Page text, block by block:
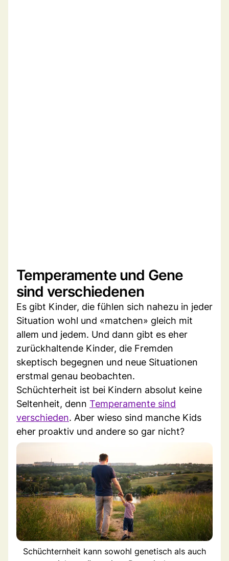
Temperamente und Gene
sind verschiedenen
Es gibt Kinder, die fühlen sich nahezu in jeder
Situation wohl und «matchen» gleich mit
allem und jedem. Und dann gibt es eher
zurückhaltende Kinder, die Fremden
skeptisch begegnen und neue Situationen
erstmal genau beobachten.
Schüchterheit ist bei Kindern absolut keine
Seltenheit, denn Temperamente sind
verschieden. Aber wieso sind manche Kids
eher proaktiv und andere so gar nicht?
Schüchternheit kann sowohl genetisch als auch